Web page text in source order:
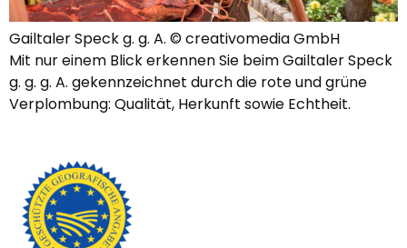
Gailtaler Speck g. g. A. © creativomedia GmbH
Mit nur einem Blick erkennen Sie beim Gailtaler Speck
g. g. g. A. gekennzeichnet durch die rote und grüne
Verplombung: Qualität, Herkunft sowie Echtheit.